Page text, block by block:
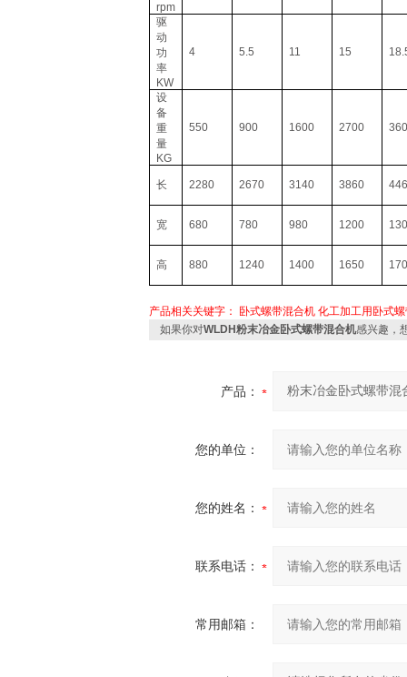
rpm
驱
动
功
率
KW
4 5.5 11 15
设
备
重
量
KG
550 900 1600 2700
长 2280 2670 3140 3860
宽 680 780 980 1200
高 880 1240 1400 1650
产品相关关键字： 卧式螺带混合机 化工加工用卧式
如果你对WLDH粉末冶金卧式螺带混合机感兴趣，
产品：
您的单位：
您的姓名：
联系电话：
常用邮箱：